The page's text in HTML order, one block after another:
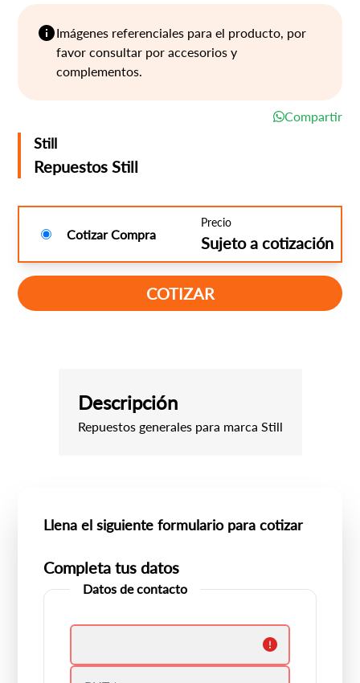
Imágenes referenciales para el producto, por
favor consultar por accesorios y
complementos.
Compartir
Still
Repuestos Still
Cotizar Compra
Precio
Sujeto a cotización
COTIZAR
Descripción
Repuestos generales para marca Still
Llena el siguiente formulario para cotizar
Completa tus datos
Datos de contacto